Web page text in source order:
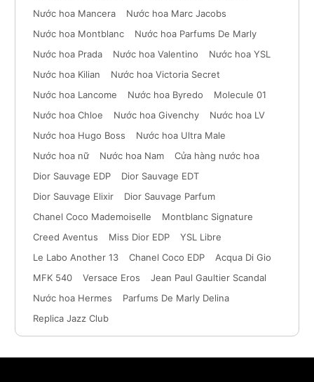
Nước hoa Mancera
Nước hoa Marc Jacobs
Nước hoa Montblanc
Nước hoa Parfums De Marly
Nước hoa Prada
Nước hoa Valentino
Nước hoa YSL
Nước hoa Kilian
Nước hoa Victoria Secret
Nước hoa Lancome
Nước hoa Byredo
Molecule 01
Nước hoa Chloe
Nước hoa Givenchy
Nước hoa LV
Nước hoa Hugo Boss
Nước hoa Ultra Male
Nước hoa nữ
Nước hoa Nam
Cửa hàng nước hoa
Dior Sauvage EDP
Dior Sauvage EDT
Dior Sauvage Elixir
Dior Sauvage Parfum
Chanel Coco Mademoiselle
Montblanc Signature
Creed Aventus
Miss Dior EDP
YSL Libre
Le Labo Another 13
Chanel Coco EDP
Acqua Di Gio
MFK 540
Versace Eros
Jean Paul Gaultier Scandal
Nước hoa Hermes
Parfums De Marly Delina
Replica Jazz Club